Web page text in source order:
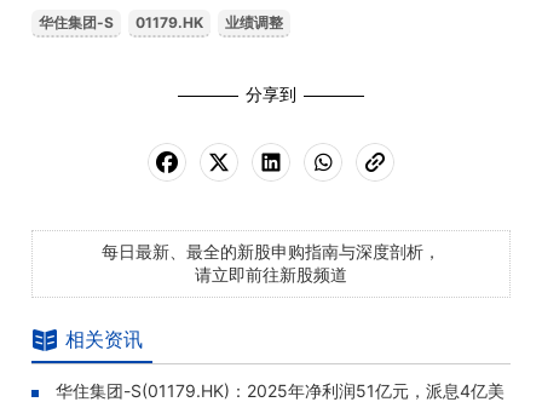
华住集团-S 01179.HK 业绩调整
分享到
每日最新、最全的新股申购指南与深度剖析，
请立即前往新股频道
相关资讯
华住集团-S(01179.HK)：2025年净利润51亿元，派息4亿美